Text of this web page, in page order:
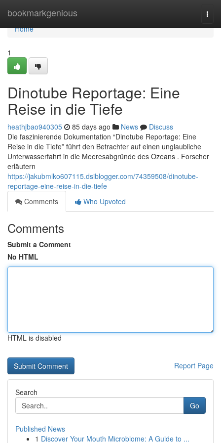
bookmarkgenious
Home
Home
1
Dinotube Reportage: Eine
Reise in die Tiefe
heathjbao940305 85 days ago News
Discuss
Die faszinierende Dokumentation “Dinotube Reportage: Eine
Reise in die Tiefe” führt den Betrachter auf einen unglaubliche
Unterwasserfahrt in die Meeresabgründe des Ozeans . Forscher
erläutern
https://jakubmlko607115.dsiblogger.com/74359508/dinotube-
reportage-eine-reise-in-die-tiefe
Comments
Who Upvoted
Comments
Submit a Comment
No HTML
HTML is disabled
Report Page
Search
Go
Published News
1 Discover Your Mouth Microbiome: A Guide to ...